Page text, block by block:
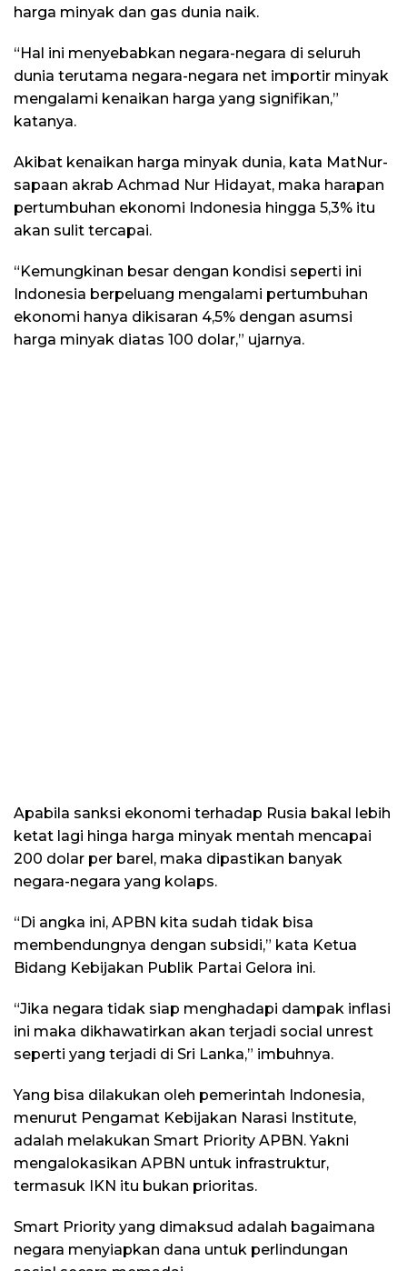
harga minyak dan gas dunia naik.
“Hal ini menyebabkan negara-negara di seluruh
dunia terutama negara-negara net importir minyak
mengalami kenaikan harga yang signifikan,”
katanya.
Akibat kenaikan harga minyak dunia, kata MatNur-
sapaan akrab Achmad Nur Hidayat, maka harapan
pertumbuhan ekonomi Indonesia hingga 5,3% itu
akan sulit tercapai.
“Kemungkinan besar dengan kondisi seperti ini
Indonesia berpeluang mengalami pertumbuhan
ekonomi hanya dikisaran 4,5% dengan asumsi
harga minyak diatas 100 dolar,” ujarnya.
Apabila sanksi ekonomi terhadap Rusia bakal lebih
ketat lagi hinga harga minyak mentah mencapai
200 dolar per barel, maka dipastikan banyak
negara-negara yang kolaps.
“Di angka ini, APBN kita sudah tidak bisa
membendungnya dengan subsidi,” kata Ketua
Bidang Kebijakan Publik Partai Gelora ini.
“Jika negara tidak siap menghadapi dampak inflasi
ini maka dikhawatirkan akan terjadi social unrest
seperti yang terjadi di Sri Lanka,” imbuhnya.
Yang bisa dilakukan oleh pemerintah Indonesia,
menurut Pengamat Kebijakan Narasi Institute,
adalah melakukan Smart Priority APBN. Yakni
mengalokasikan APBN untuk infrastruktur,
termasuk IKN itu bukan prioritas.
Smart Priority yang dimaksud adalah bagaimana
negara menyiapkan dana untuk perlindungan